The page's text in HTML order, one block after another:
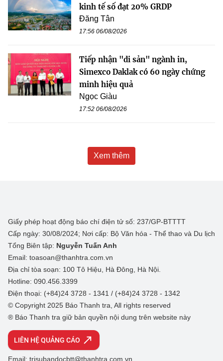
kinh tế số đạt 20% GRDP
Đăng Tân
17:56 06/08/2026
Tiếp nhận "di sản" ngành in,
Simexco Daklak có 60 ngày chứng
minh hiệu quả
Ngọc Giàu
17:52 06/08/2026
Xem thêm
Giấy phép hoạt động báo chí điện tử số: 237/GP-BTTTT
Cấp ngày: 30/08/2024; Nơi cấp: Bộ Văn hóa - Thể thao và Du lịch
Tổng Biên tập: Nguyễn Tuấn Anh
Email: toasoan@thanhtra.com.vn
Địa chỉ tòa soạn: 100 Tô Hiệu, Hà Đông, Hà Nội.
Hotline: 090.456.3399
Điện thoại: (+84)24 3728 - 1341 / (+84)24 3728 - 1342
© Copyright 2025 Báo Thanh tra, All rights reserved
® Báo Thanh tra giữ bản quyền nội dung trên website này
LIÊN HỆ QUẢNG CÁO
Email: trisubandocbtt@thanhtra.com.vn